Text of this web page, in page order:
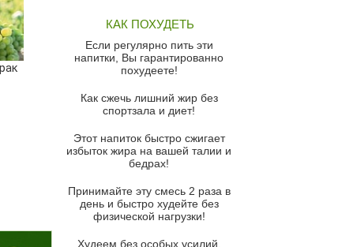
красного перца
Парижский луковый суп
Суп из спаржи и горошка с
Суп-крем из цветной капусты
Французский луковый суп
Суп из баклажанов с моцареллой
Грибной крем-суп с кростини с
козьим сыром
Суп мисо с зеленым луком и
КАК ПОХУДЕТЬ
Если регулярно пить эти
напитки, Вы гарантированно
похудеете!
Как сжечь лишний жир без
спортзала и диет!
Этот напиток быстро сжигает
избыток жира на вашей талии и
бедрах!
Принимайте эту смесь 2 раза в
день и быстро худейте без
физической нагрузки!
Худеем без особых усилий,